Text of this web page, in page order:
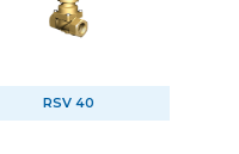
RSV 40